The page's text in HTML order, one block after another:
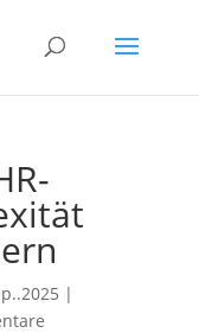
|